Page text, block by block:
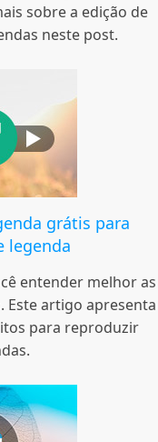
sobre a edição de
neste post.
grátis para
legenda
entender melhor as
Este artigo apresenta
para reproduzir